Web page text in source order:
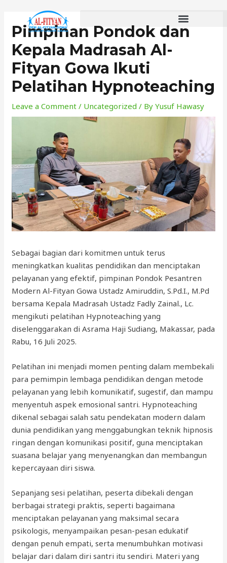
contentPimpinan Pondok dan
Kepala Madrasah Al-
Fityan Gowa Ikuti
Pelatihan Hypnoteaching
Leave a Comment / Uncategorized / ByYusuf Hawasy
Sebagai bagian dari komitmen untuk terus
meningkatkan kualitas pendidikan dan menciptakan
pelayanan yang efektif, pimpinan Pondok Pesantren
Modern Al-Fityan Gowa Ustadz Amiruddin, S.Pd.I., M.Pd
bersama Kepala Madrasah Ustadz Fadly Zainal., Lc.
mengikuti pelatihan Hypnoteaching yang
diselenggarakan di Asrama Haji Sudiang, Makassar, pada
Rabu, 16 Juli 2025.
Pelatihan ini menjadi momen penting dalam membekali
para pemimpin lembaga pendidikan dengan metode
pelayanan yang lebih komunikatif, sugestif, dan mampu
menyentuh aspek emosional santri. Hypnoteaching
dikenal sebagai salah satu pendekatan modern dalam
dunia pendidikan yang menggabungkan teknik hipnosis
ringan dengan komunikasi positif, guna menciptakan
suasana belajar yang menyenangkan dan membangun
kepercayaan diri siswa.
Sepanjang sesi pelatihan, peserta dibekali dengan
berbagai strategi praktis, seperti bagaimana
menciptakan pelayanan yang maksimal secara
psikologis, menyampaikan pesan-pesan edukatif
dengan penuh empati, serta menumbuhkan motivasi
belajar dari dalam diri santri itu sendiri. Materi yang